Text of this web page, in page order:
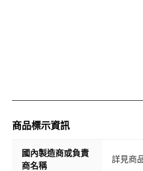
商品標示資訊
國內製造商或負責
商名稱
詳見商